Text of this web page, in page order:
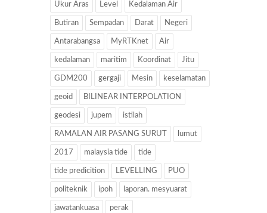
Ukur Aras Level Kedalaman Air
Butiran Sempadan Darat Negeri
Antarabangsa MyRTKnet Air
kedalaman maritim Koordinat Jitu
GDM200 gergaji Mesin keselamatan
geoid BILINEAR INTERPOLATION
geodesi jupem istilah
RAMALAN AIR PASANG SURUT lumut
2017 malaysia tide tide
tide predicition LEVELLING PUO
politeknik ipoh laporan. mesyuarat
jawatankuasa perak